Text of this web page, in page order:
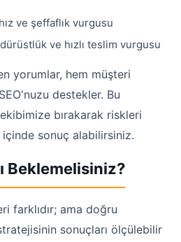
ve şeffaflık vurgusu
ve hızlı teslim vurgusu
yorumlar, hem müşteri
destekler. Bu
bırakarak riskleri
içinde sonuç alabilirsiniz.
Beklemelisiniz?
farklıdır; ama doğru
sonuçları ölçülebilir